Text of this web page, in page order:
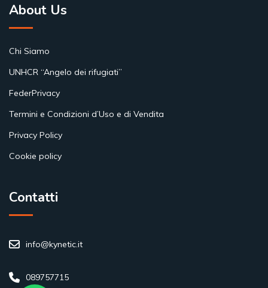
About Us
Chi Siamo
UNHCR “Angelo dei rifugiati”
FederPrivacy
Termini e Condizioni d’Uso e di Vendita
Privacy Policy
Cookie policy
Contatti
info@kynetic.it
089757715